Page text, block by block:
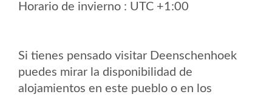
Horario de invierno : UTC +1:00
Si tienes pensado visitar Deenschenhoek
puedes mirar la disponibilidad de
alojamientos en este pueblo o en los